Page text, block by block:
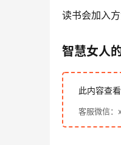
读书会加入
智慧女人
此内容查
客服微信